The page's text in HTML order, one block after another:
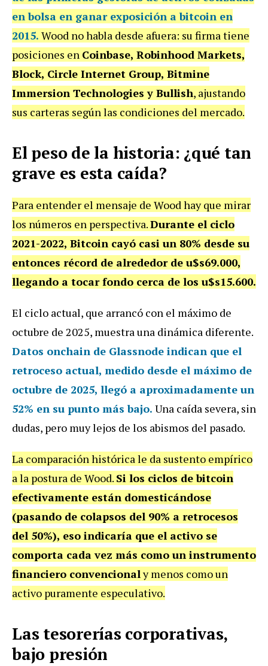
en bolsa en ganar exposición a bitcoin en
2015. Wood no habla desde afuera: su firma tiene
posiciones en Coinbase, Robinhood Markets,
Block, Circle Internet Group, Bitmine
Immersion Technologies y Bullish, ajustando
sus carteras según las condiciones del mercado.
El peso de la historia: ¿qué tan
grave es esta caída?
Para entender el mensaje de Wood hay que mirar
los números en perspectiva.Durante el ciclo
2021-2022, Bitcoin cayó casi un 80% desde su
entonces récord de alrededor de u$s69.000,
llegando a tocar fondo cerca de los u$s15.600.
El ciclo actual, que arrancó con el máximo de
octubre de 2025, muestra una dinámica diferente.
Datos onchain de Glassnode indican que el
retroceso actual, medido desde el máximo de
octubre de 2025, llegó a aproximadamente un
52% en su punto más bajo. Una caída severa, sin
dudas, pero muy lejos de los abismos del pasado.
La comparación histórica le da sustento empírico
a la postura de Wood. Si los ciclos de bitcoin
efectivamente están domesticándose
(pasando de colapsos del 90% a retrocesos
del 50%), eso indicaría que el activo se
comporta cada vez más como un instrumento
financiero convencionaly menos como un
activo puramente especulativo.
Las tesorerías corporativas,
bajo presión